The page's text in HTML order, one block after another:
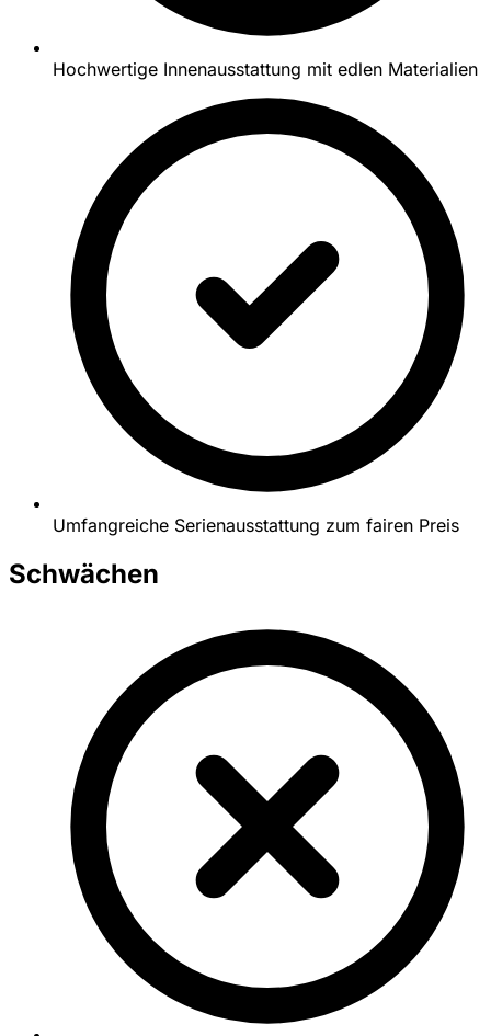
Hochwertige Innenausstattung mit edlen Materialien
Umfangreiche Serienausstattung zum fairen Preis
Schwächen